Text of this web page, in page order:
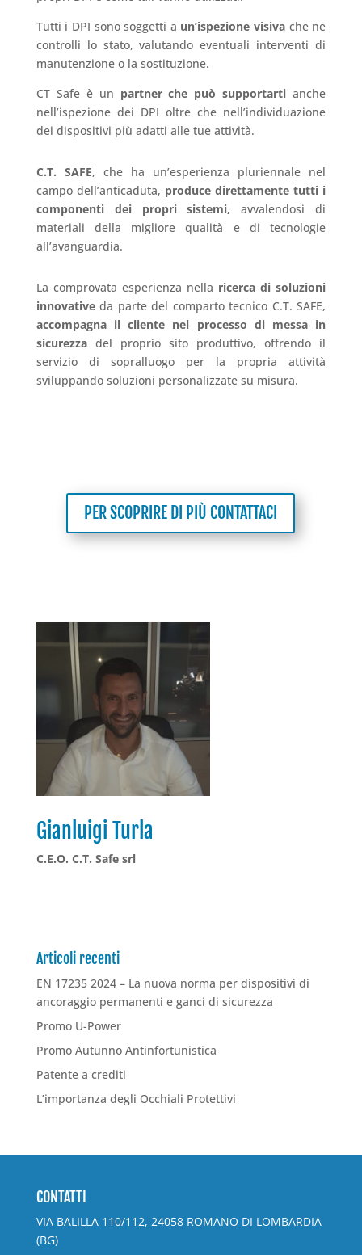
Tutti i DPI sono soggetti a un’ispezione visiva che ne
controlli lo stato, valutando eventuali interventi di
manutenzione o la sostituzione.
CT Safe è un partner che può supportarti anche
nell’ispezione dei DPI oltre che nell’individuazione
dei dispositivi più adatti alle tue attività.
C.T. SAFE, che ha un’esperienza pluriennale nel
campo dell’anticaduta, produce direttamente tutti i
componenti dei propri sistemi, avvalendosi di
materiali della migliore qualità e di tecnologie
all’avanguardia.
La comprovata esperienza nella ricerca di soluzioni
innovativeda parte del comparto tecnico C.T. SAFE,
accompagna il cliente nel processo di messa in
sicurezza del proprio sito produttivo, offrendo il
servizio di sopralluogo per la propria attività
sviluppando soluzioni personalizzate su misura.
PER SCOPRIRE DI PIÙ CONTATTACI
Gianluigi Turla
C.E.O. C.T. Safe srl
Articoli recenti
EN 17235 2024 – La nuova norma per dispositivi di
ancoraggio permanenti e ganci di sicurezza
Promo U-Power
Promo Autunno Antinfortunistica
Patente a crediti
L’importanza degli Occhiali Protettivi
CONTATTI
VIA BALILLA 110/112, 24058 ROMANO DI LOMBARDIA
(BG)